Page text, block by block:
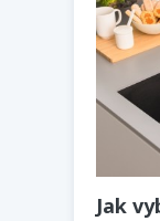
Jak